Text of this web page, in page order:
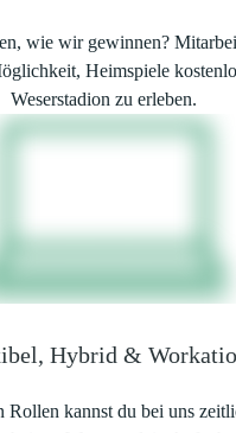
wie wir gewinnen?
Heimspiele
Weserstadion zu erleben.
Hybrid &
Rollen kannst du bei uns